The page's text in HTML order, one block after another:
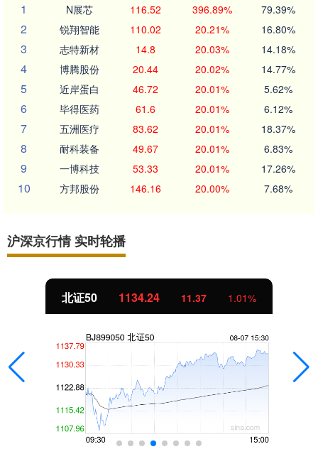
1
N展芯 116.52 396.89% 79.39%
2 锐翔智能 110.02 20.21% 16.80%
3 志特新材 14.8 20.03% 14.18%
4 博腾股份 20.44 20.02% 14.77%
5 近岸蛋白 46.72 20.01% 5.62%
6 毕得医药 61.6 20.01% 6.12%
7 五洲医疗 83.62 20.01% 18.37%
8 耐科装备 49.67 20.01% 6.83%
9 一博科技 53.33 20.01% 17.26%
10 方邦股份 146.16 20.00% 7.68%
沪深京行情 实时轮播
北证50 1134.24 11.37 1.01%